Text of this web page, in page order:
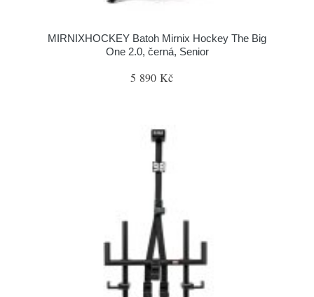
MIRNIXHOCKEY Batoh Mirnix Hockey The Big
One 2.0, černá, Senior
5 890 Kč